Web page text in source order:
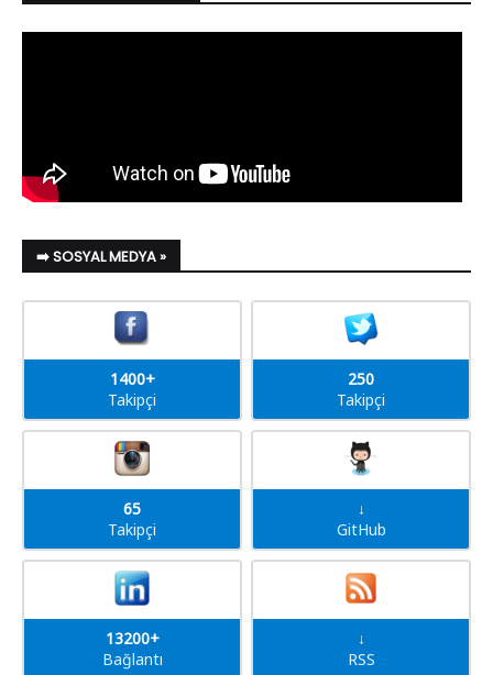
➡️ SOSYAL MEDYA »
1400+
Takipçi
250
Takipçi
65
Takipçi
↓
GitHub
13200+
Bağlantı
↓
RSS